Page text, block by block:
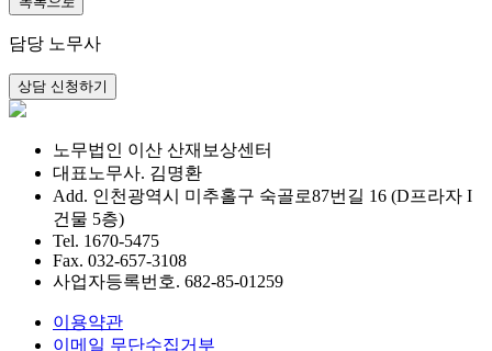
담당 노무사
노무법인 이산 산재보상센터
대표노무사. 김명환
Add. 인천광역시 미추홀구 숙골로87번길 16 (D프라자 I
건물 5층)
Tel. 1670-5475
Fax. 032-657-3108
사업자등록번호. 682-85-01259
이용약관
이메일 무단수집거부